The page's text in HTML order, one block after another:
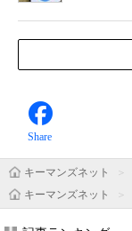
Share
キーマンズネット
キーマンズネット